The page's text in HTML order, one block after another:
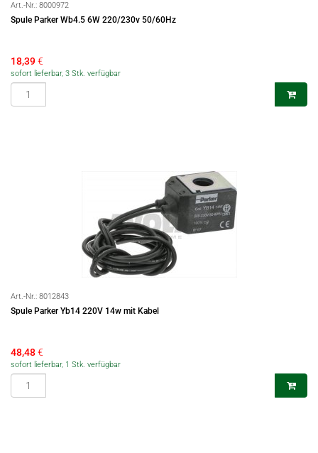
Art.-Nr.: 8000972
Spule Parker Wb4.5 6W 220/230v 50/60Hz
18,39€
sofort lieferbar, 3 Stk. verfügbar
Art.-Nr.: 8012843
Spule Parker Yb14 220V 14w mit Kabel
48,48€
sofort lieferbar, 1 Stk. verfügbar